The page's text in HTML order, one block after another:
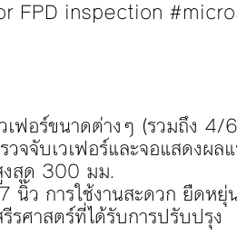
FPD inspection
เฟอร์ขนาดต่างๆ (รวมถึง
วจจับเวเฟอร์และจอแสดงผ
งสุด 300 มม.
นิ้ว การใช้งานสะดวก ยืดหยุ่
ศาสตร์ที่ได้รับการปรับปรุง